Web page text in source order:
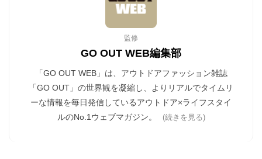
監修
GO OUT WEB編集部
「GO OUT WEB」は、アウトドアファッション雑誌
「GO OUT」の世界観を凝縮し、よりリアルでタイムリ
ーな情報を毎日発信しているアウトドア×ライフスタイ
ルのNo.1ウェブマガジン。
(続きを見る)